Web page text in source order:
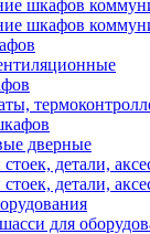
шкафов
шкафов
дверные
детали,
детали,
для